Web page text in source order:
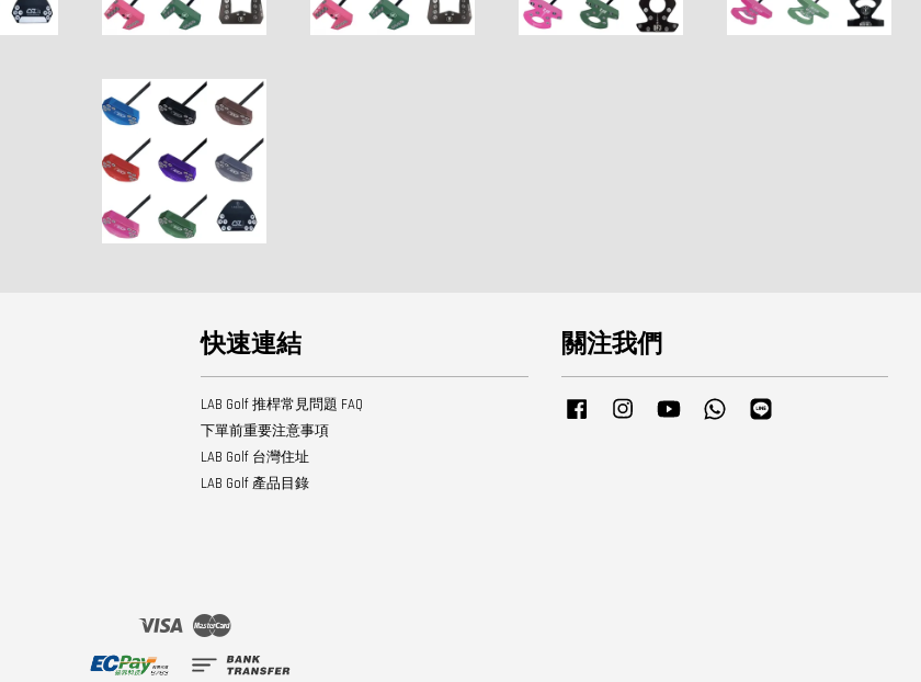
快速連結
LAB Golf 推桿常見問題 FAQ
下單前重要注意事項
LAB Golf 台灣住址
LAB Golf 產品目錄
關注我們
Facebook InstagramYouTube Whatsapp
Visa Master